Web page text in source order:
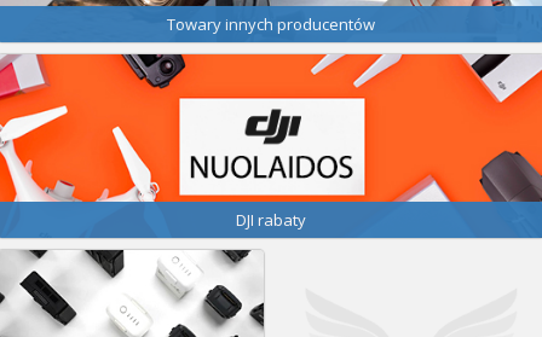
Towary innych producentów
DJI rabaty